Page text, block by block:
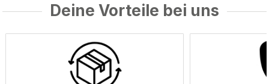
Deine Vorteile bei uns